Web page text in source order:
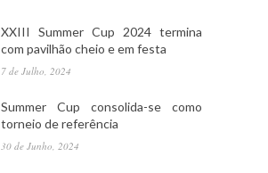
XXIII Summer Cup 2024 termina
com pavilhão cheio e em festa
7 de Julho, 2024
Summer Cup consolida-se como
torneio de referência
30 de Junho, 2024